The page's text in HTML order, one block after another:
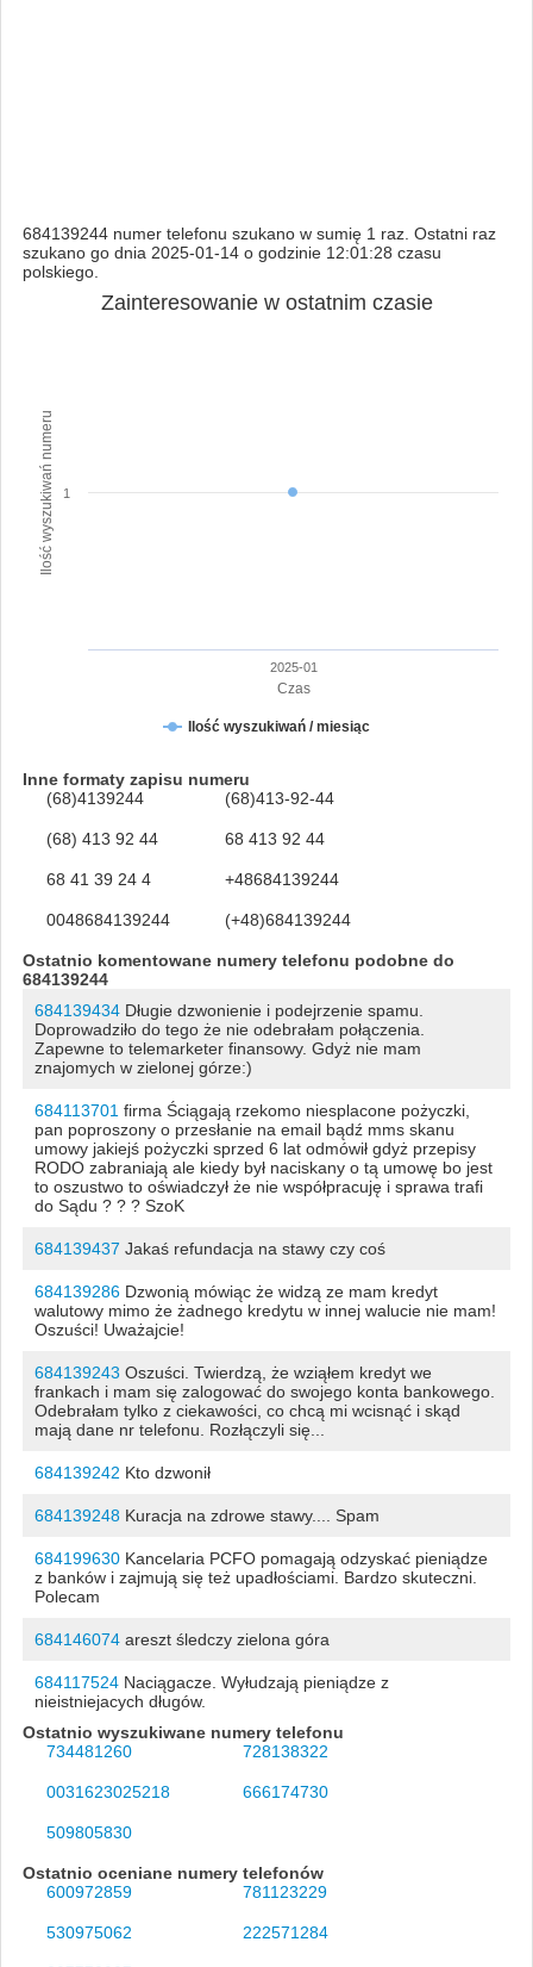
684139244 numer telefonu szukano w sumię 1 raz. Ostatni raz
szukano go dnia 2025-01-14 o godzinie 12:01:28 czasu
polskiego.
Czas
Ilość wyszukiwań numeru
Zainteresowanie w ostatnim czasie
Ilość wyszukiwań / miesiąc
2025-01
1
Inne formaty zapisu numeru
(68)4139244
(68)413-92-44
(68) 413 92 44 68 413 92 44
68 41 39 24 4 +48684139244
0048684139244 (+48)684139244
Ostatnio komentowane numery telefonu podobne do
684139244
684139434Długie dzwonienie i podejrzenie spamu.
Doprowadziło do tego że nie odebrałam połączenia.
Zapewne to telemarketer finansowy. Gdyż nie mam
znajomych w zielonej górze:)
684113701 firma Ściągają rzekomo niesplacone pożyczki,
pan poproszony o przesłanie na email bądź mms skanu
umowy jakiejś pożyczki sprzed 6 lat odmówił gdyż przepisy
RODO zabraniają ale kiedy był naciskany o tą umowę bo jest
to oszustwo to oświadczył że nie współpracuję i sprawa trafi
do Sądu ? ? ? SzoK
684139437 Jakaś refundacja na stawy czy coś
684139286Dzwonią mówiąc że widzą ze mam kredyt
walutowy mimo że żadnego kredytu w innej walucie nie mam!
Oszuści! Uważajcie!
684139243 Oszuści. Twierdzą, że wziąłem kredyt we
frankach i mam się zalogować do swojego konta bankowego.
Odebrałam tylko z ciekawości, co chcą mi wcisnąć i skąd
mają dane nr telefonu. Rozłączyli się...
684139242 Kto dzwonił
684139248Kuracja na zdrowe stawy.... Spam
684199630Kancelaria PCFO pomagają odzyskać pieniądze
z banków i zajmują się też upadłościami. Bardzo skuteczni.
Polecam
684146074areszt śledczy zielona góra
684117524Naciągacze. Wyłudzają pieniądze z
nieistniejacych długów.
Ostatnio wyszukiwane numery telefonu
734481260
728138322
0031623025218 666174730
509805830
Ostatnio oceniane numery telefonów
600972859
781123229
530975062 222571284